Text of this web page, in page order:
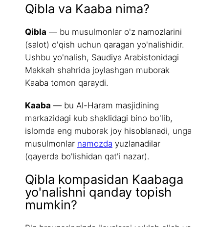
Qibla va Kaaba nima?
Qibla — bu musulmonlar o'z namozlarini
(salot) o'qish uchun qaragan yo'nalishidir.
Ushbu yo'nalish, Saudiya Arabistonidagi
Makkah shahrida joylashgan muborak
Kaaba tomon qaraydi.
Kaaba — bu Al-Haram masjidining
markazidagi kub shaklidagi bino bo'lib,
islomda eng muborak joy hisoblanadi, unga
musulmonlar namozda yuzlanadilar
(qayerda bo'lishidan qat'i nazar).
Qibla kompasidan Kaabaga
yo'nalishni qanday topish
mumkin?